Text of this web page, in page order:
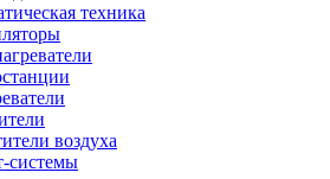
техника
воздуха
системы